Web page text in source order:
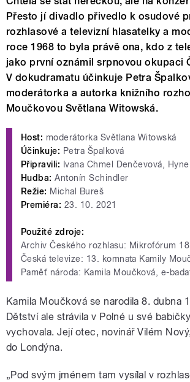
Přesto jí divadlo přivedlo k osudové
rozhlasové a televizní hlasatelky a
roce 1968 to byla právě ona, kdo z
jako první oznámil srpnovou okupaci
V dokudramatu účinkuje Petra
moderátorka a autorka knižního
Moučkovou Světlana Witowská.
Host: moderátorka Světlana Witowská
Účinkuje: Petra Špalková
Připravili: Ivana Chmel Denčevová,
Hudba: Antonín Schindler
Režie: Michal Bureš
Premiéra: 23. 10. 2021
Použité zdroje:
Archiv Českého rozhlasu: Mikrofórum
Česká televize: 13. komnata Kamily
Paměť národa: Kamila Moučková, e-
Kamila Moučková se narodila 8. dubna
Dětství ale strávila v Polné u své
vychovala. Její otec, novinář Vilém
do Londýna.
„Pod svým jménem tam vysílal v